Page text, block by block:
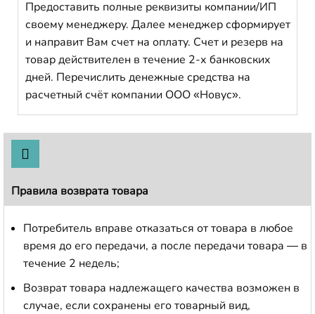
Предоставить полные реквизиты компании/ИП
своему менеджеру. Далее менеджер сформирует
и направит Вам счет на оплату. Счет и резерв на
товар действителен в течение 2-х банковских
дней. Перечислить денежные средства на
расчетный счёт компании ООО «Новус».
Правила возврата товара
Потребитель вправе отказаться от товара в любое
время до его передачи, а после передачи товара — в
течение 2 недель;
Возврат товара надлежащего качества возможен в
случае, если сохранены его товарный вид,